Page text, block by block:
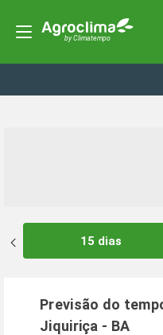
15 dias
Previsão do
Jiquiriça - BA